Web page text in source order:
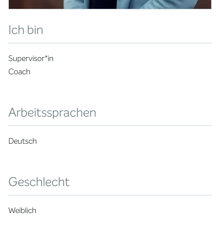
Ich bin
Supervisor*in
Coach
Arbeitssprachen
Deutsch
Geschlecht
Weiblich